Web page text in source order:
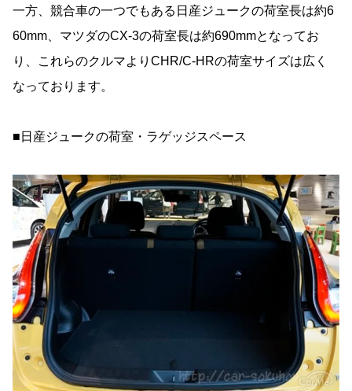
一方、競合車の一つでもある日産ジュークの荷室長は約6
60mm、マツダのCX-3の荷室長は約690mmとなってお
り、これらのクルマよりCHR/C-HRの荷室サイズは広く
なっております。
■日産ジュークの荷室・ラゲッジスペース